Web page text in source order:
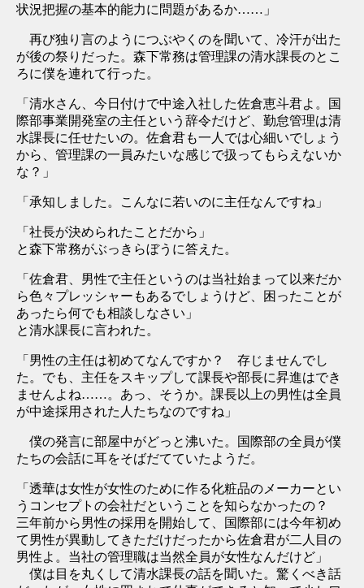
状況把握の基本的能力に問題があるか……」
再び独り言のようにつぶやくのを聞いて、冷汗が出た
が後の祭りだった。森下常務は管理課の清水課長のとこ
ろに僕を連れて行った。
「清水さん、今日付けで中途入社した佐倉恵斗君よ。国
際部事業開発室の主任という辞令だけど、勤怠管理は清
水課長に任せたいの。佐倉君も一人では心細いでしょう
から、管理課の一員みたいな感じで扱ってもらえないか
な？」
「承知しました。こんなに若いのに主任なんですね」
「社長が決められたことだから」
と森下常務がぶっきらぼうに答えた。
「佐倉君、男性で主任というのは当社始まって以来だか
ら色々プレッシャーもあるでしょうけど、困ったことが
あったら何でも相談しなさい」
と清水課長に言われた。
「男性の主任は初めてなんですか？ 存じませんでし
た。でも、主任をスキップして課長や部長に昇進はでき
ませんよね……。あっ、そうか。課長以上の男性は全員
が中途採用された人たちなのですね」
僕の発言に部屋中がどっと沸いた。国際部の全員が僕
たちの会話に耳をそばだてていたようだ。
「透華は女性が女性のために作る化粧品のメーカーとい
うコンセプトの会社だということを知らなかったの？
三年前から男性の採用を開始して、国際部には今年初め
て男性が異動してきただけだったから佐倉君が二人目の
男性よ。当社の管理職は当然全員が女性なんだけど」
僕は目を丸くして清水課長の話を聞いた。驚くべき話